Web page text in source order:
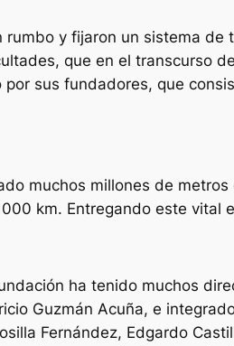
rumbo y fijaron un sistema
que en el transcurso
sus fundadores, que
muchos millones de
km. Entregando este
ha tenido muchos
Guzmán Acuña, e
Fernández, Edgardo